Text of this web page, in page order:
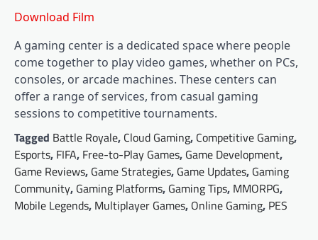
Download Film
A gaming center is a dedicated space where people
come together to play video games, whether on PCs,
consoles, or arcade machines. These centers can
offer a range of services, from casual gaming
sessions to competitive tournaments.
Tagged Battle Royale, Cloud Gaming, Competitive Gaming,
Esports, FIFA, Free-to-Play Games, Game Development,
Game Reviews, Game Strategies, Game Updates, Gaming
Community, Gaming Platforms, Gaming Tips, MMORPG,
Mobile Legends, Multiplayer Games, Online Gaming, PES